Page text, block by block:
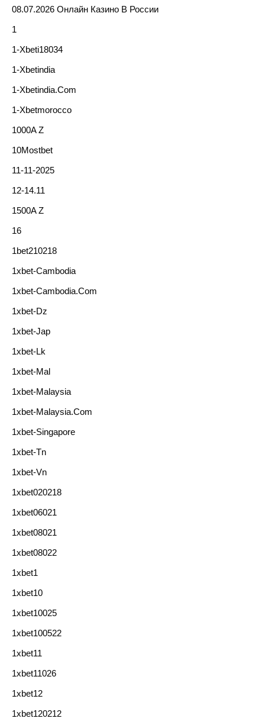
08.07.2026 Онлайн Казино В России
1
1-Xbeti18034
1-Xbetindia
1-Xbetindia.com
1-Xbetmorocco
1000A Z
10Mostbet
11-11-2025
12-14.11
1500A Z
16
1bet210218
1xbet-Cambodia
1xbet-Cambodia.com
1xbet-Dz
1xbet-Jap
1xbet-Lk
1xbet-Mal
1xbet-Malaysia
1xbet-Malaysia.com
1xbet-Singapore
1xbet-Tn
1xbet-Vn
1xbet020218
1xbet06021
1xbet08021
1xbet08022
1xbet1
1xbet10
1xbet10025
1xbet100522
1xbet11
1xbet11026
1xbet12
1xbet120212